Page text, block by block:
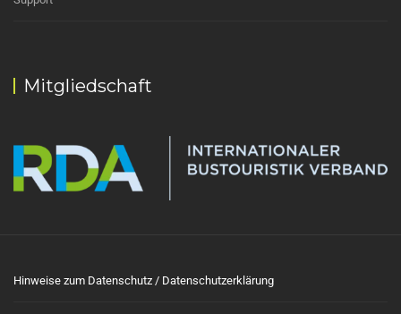
Mitgliedschaft
Hinweise zum Datenschutz / Datenschutzerklärung